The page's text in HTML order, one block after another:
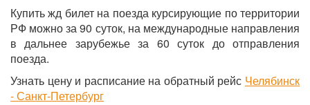
Купить жд билет на поезда курсирующие по территории
РФ можно за 90 суток, на международные направления
в дальнее зарубежье за 60 суток до отправления
поезда.
Узнать цену и расписание на обратный рейс Челябинск
- Санкт-Петербург